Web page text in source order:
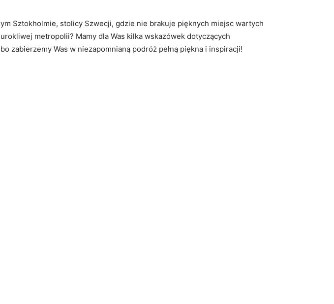
‍Sztokholmie, stolicy⁤ Szwecji, gdzie nie⁤ brakuje pięknych⁤ miejsc wartych
​metropolii? Mamy dla Was kilka wskazówek dotyczących
zabierzemy ⁤Was w niezapomnianą podróż​ pełną piękna⁤ i inspiracji!